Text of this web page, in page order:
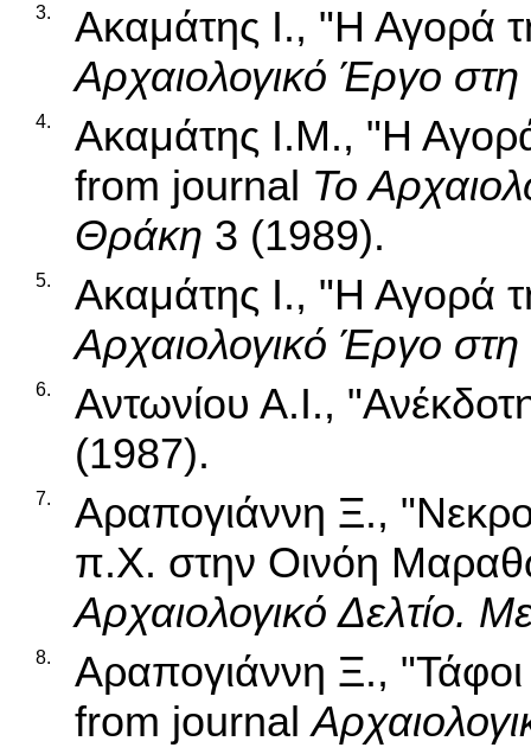
3.
Ακαμάτης Ι., "Η Αγορά
Αρχαιολογικό Έργο
4.
Ακαμάτης Ι.Μ., "Η
from journal Το
Θράκη 3 (1989).
5.
Ακαμάτης Ι., "Η Αγορά
Αρχαιολογικό Έργο
6.
Αντωνίου Α.Ι.,
(1987).
7.
Αραπογιάννη Ξ.,
π.Χ. στην Οινόη
Αρχαιολογικό Δελτίο.
8.
Αραπογιάννη Ξ.,
from journal